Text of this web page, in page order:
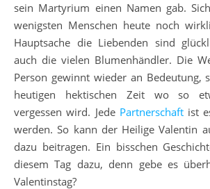
sein Martyrium einen Namen gab.
wenigsten Menschen heute noch
Hauptsache die Liebenden sind
auch die vielen Blumenhändler. Die
Person gewinnt wieder an Bedeutung,
heutigen hektischen Zeit wo so
vergessen wird. Jede Partnerschaftist
werden. So kann der Heilige Valentin
dazu beitragen. Ein bisschen
diesem Tag dazu, denn gebe es
Valentinstag?